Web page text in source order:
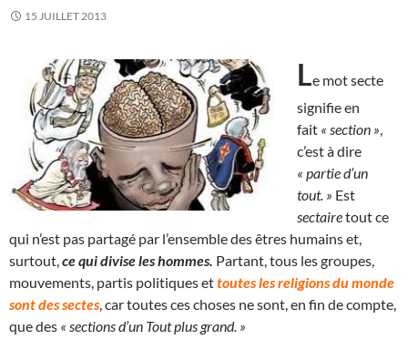
15 JUILLET 2013
Le mot secte
signifie en
fait « section »
c’est à dire
« partie d’un
tout. » Est
sectairetout ce
qui n’est pas partagé par l’ensemble des êtres humains et,
surtout, ce qui divise les hommes. Partant, tous les groupes,
mouvements, partis politiques ettoutes les religions du monde
sont des sectes, car toutes ces choses ne sont, en fin de compte,
que des « sections d’un Tout plus grand. »